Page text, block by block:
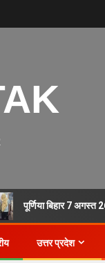
पूर्णिया बिहार 7
उत्तर प्रदेश